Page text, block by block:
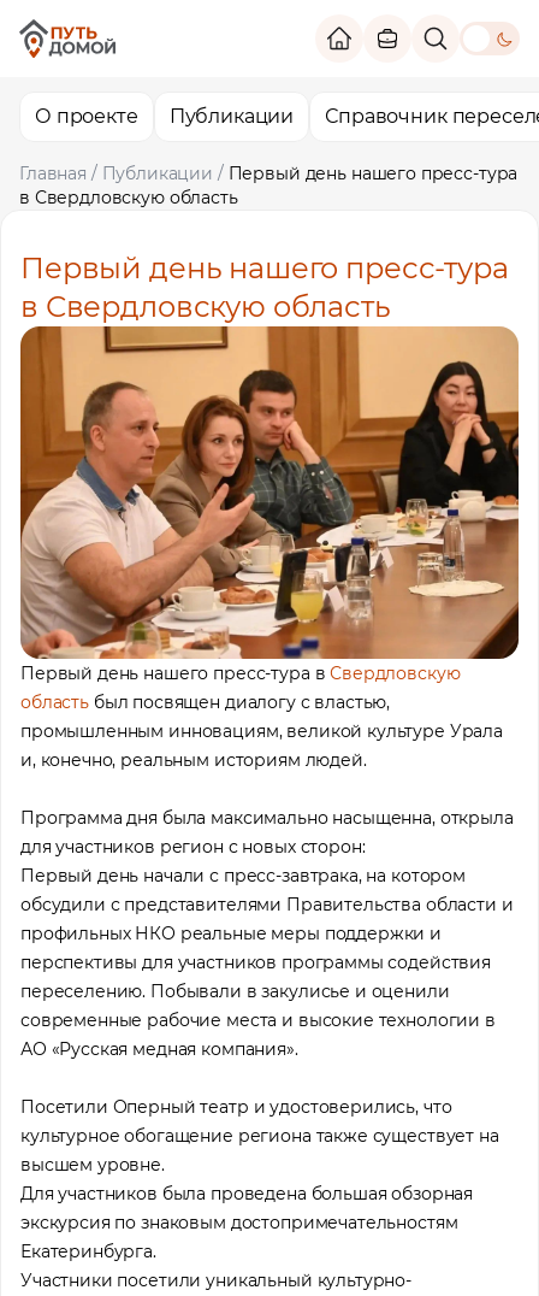
theme
О проекте Публикации Справочник
Главная / Публикации / Первый день нашего пресс-тура
в Свердловскую область
Первый день нашего пресс-тура
в Свердловскую область
Первый день нашего пресс-тура вСвердловскую
областьбыл посвящен диалогу с властью,
промышленным инновациям, великой культуре Урала
и, конечно, реальным историям людей.
Программа дня была максимально насыщенна, открыла
для участников регион с новых сторон:
Первый день начали с пресс-завтрака, на котором
обсудили с представителями Правительства области и
профильных НКО реальные меры поддержки и
перспективы для участников программы содействия
переселению. Побывали в закулисье и оценили
современные рабочие места и высокие технологии в
АО «Русская медная компания».
Посетили Оперный театр и удостоверились, что
культурное обогащение региона также существует на
высшем уровне.
Для участников была проведена большая обзорная
экскурсия по знаковым достопримечательностям
Екатеринбурга.
Участники посетили уникальный культурно-